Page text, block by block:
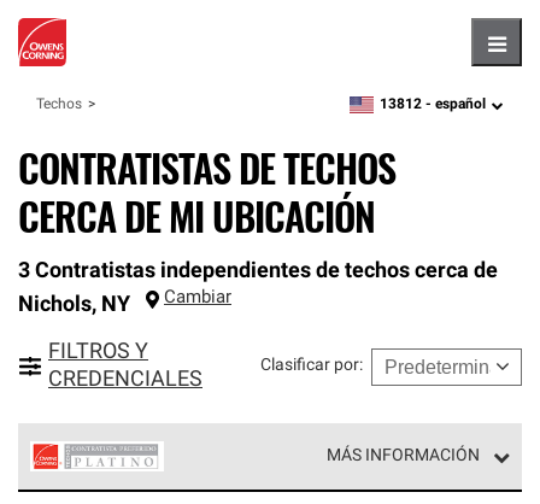
Techos zipcode,language
13812 - español
CONTRATISTAS DE TECHOS
CERCA DE MI UBICACIÓN
3 Contratistas independientes de techos cerca de
Nichols, NY Cambiar
FILTROS Y
CREDENCIALES
Clasificar por:
MÁS INFORMACIÓN